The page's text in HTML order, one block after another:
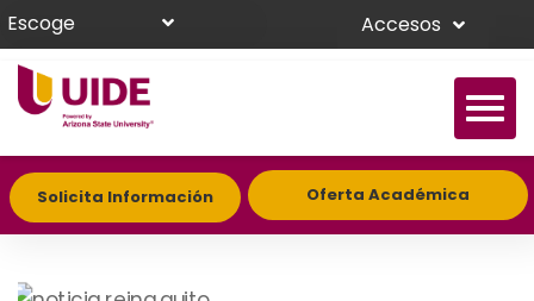
Escoge Accesos
Solicita Información Oferta Académica